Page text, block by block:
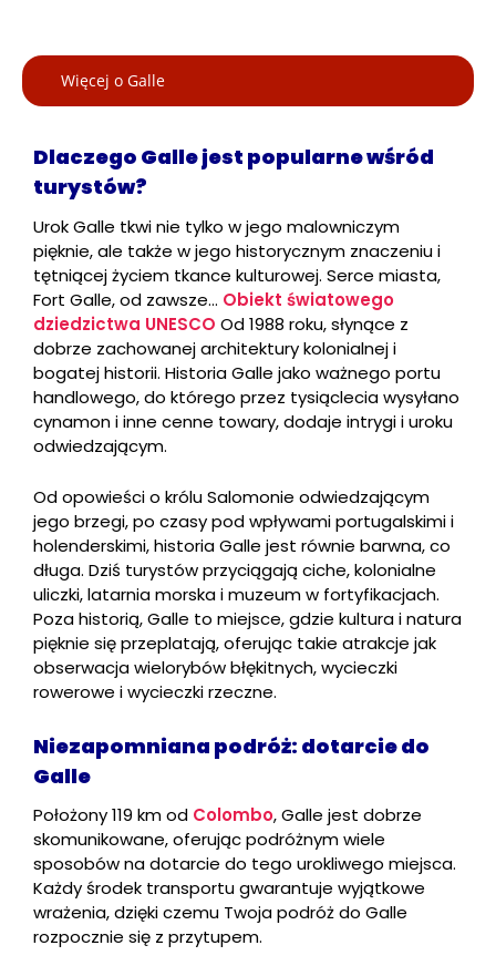
Więcej o Galle
Dlaczego Galle jest popularne wśród
turystów?
Urok Galle tkwi nie tylko w jego malowniczym
pięknie, ale także w jego historycznym znaczeniu i
tętniącej życiem tkance kulturowej. Serce miasta,
Fort Galle, od zawsze… Obiekt światowego
dziedzictwa UNESCO Od 1988 roku, słynące z
dobrze zachowanej architektury kolonialnej i
bogatej historii. Historia Galle jako ważnego portu
handlowego, do którego przez tysiąclecia wysyłano
cynamon i inne cenne towary, dodaje intrygi i uroku
odwiedzającym.
Od opowieści o królu Salomonie odwiedzającym
jego brzegi, po czasy pod wpływami portugalskimi i
holenderskimi, historia Galle jest równie barwna, co
długa. Dziś turystów przyciągają ciche, kolonialne
uliczki, latarnia morska i muzeum w fortyfikacjach.
Poza historią, Galle to miejsce, gdzie kultura i natura
pięknie się przeplatają, oferując takie atrakcje jak
obserwacja wielorybów błękitnych, wycieczki
rowerowe i wycieczki rzeczne.
Niezapomniana podróż: dotarcie do
Galle
Położony 119 km od Colombo, Galle jest dobrze
skomunikowane, oferując podróżnym wiele
sposobów na dotarcie do tego urokliwego miejsca.
Każdy środek transportu gwarantuje wyjątkowe
wrażenia, dzięki czemu Twoja podróż do Galle
rozpocznie się z przytupem.